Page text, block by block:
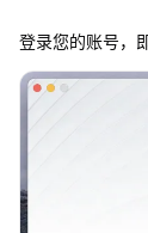
登录您的账号，